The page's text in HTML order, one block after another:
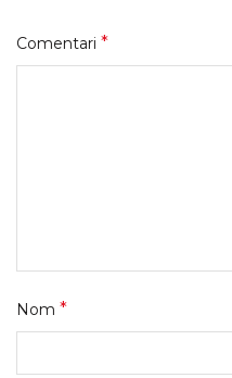
Comentari *
Nom *